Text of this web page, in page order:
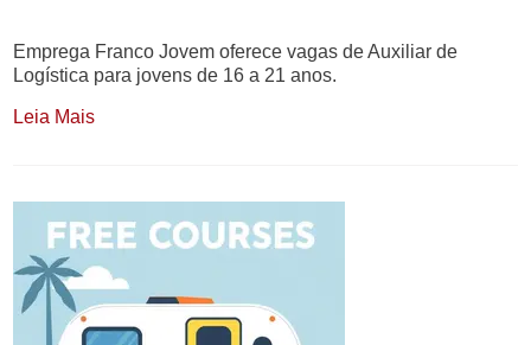
Emprega Franco Jovem oferece vagas de Auxiliar de
Logística para jovens de 16 a 21 anos.
Leia Mais